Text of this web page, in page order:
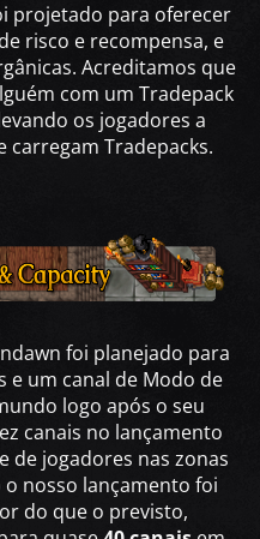
projetado para oferecer
risco e recompensa, e
Acreditamos que
com um Tradepack
os jogadores a
carregam Tradepacks.
foi planejado para
um canal de Modo de
logo após o seu
canais no lançamento
de jogadores nas zonas
nosso lançamento foi
do que o previsto,